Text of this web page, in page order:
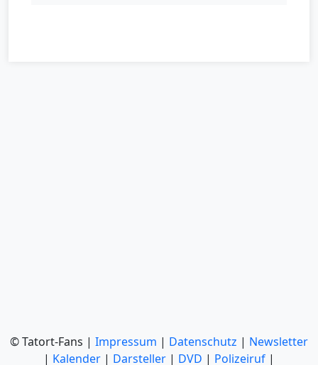
© Tatort-Fans | Impressum | Datenschutz | Newsletter
| Kalender | Darsteller | DVD | Polizeiruf |